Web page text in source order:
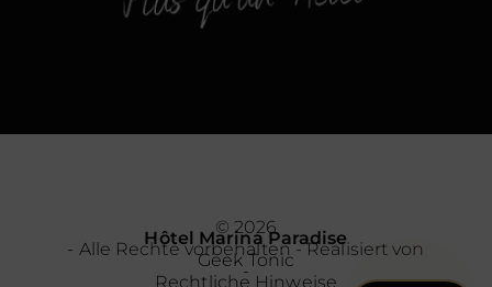
© 2026
Hôtel Marina Paradise
- Alle Rechte vorbehalten - Realisiert von
Geek Tonic
-
Rechtliche Hinweise